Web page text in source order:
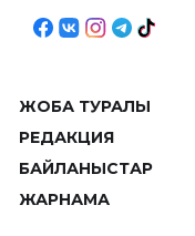
ЖОБА ТУРАЛЫ
РЕДАКЦИЯ
БАЙЛАНЫСТАР
ЖАРНАМА